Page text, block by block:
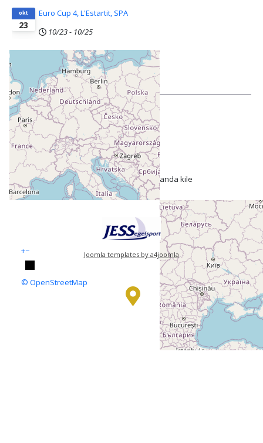
+−
© OpenStreetMap
23
okt
Euro Cup 4, L'Estartit, SPA
10/23- 10/25
Internationell kalender
NATIONELLT
08/08 - 08/09
SM och SWE 505 Cup 3
09/19 - 09/20
SWE 505 Cup 4
10/03 - 10/04
Träningsläger + Sista slaget (lilla VM), Björlanda kile
Joomla templates by a4joomla